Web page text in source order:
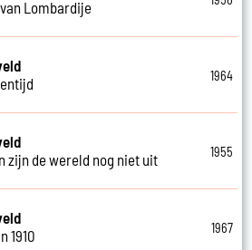
Lombardije
1964
zijn de wereld nog niet uit
1955
1910
1967